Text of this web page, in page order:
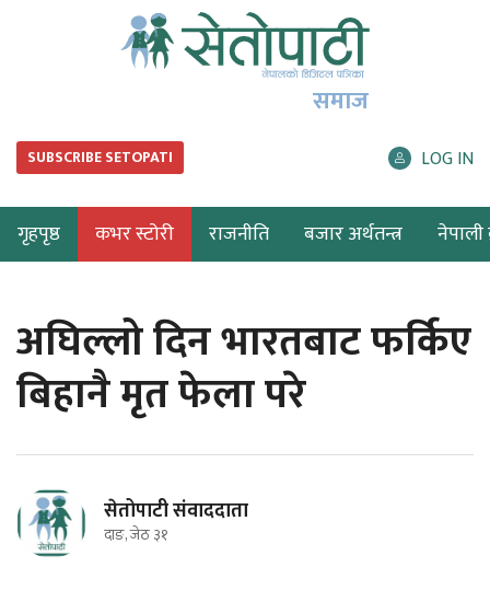
समाज
SUBSCRIBE SETOPATI LOG IN
गृहपृष्ठ कभर स्टोरी राजनीति बजार अर्थतन्त्र नेपाली
अघिल्लो दिन भारतबाट फर्किए
बिहानै मृत फेला परे
सेतोपाटी संवाददाता
दाङ, जेठ ३१